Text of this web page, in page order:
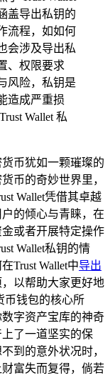
盖导出私钥的
流程，如如何
会涉及导出私
、权限要求
风险，私钥是
造成严重损
Wallet 私
币犹如一颗璀璨的
币的奇妙世界里，
Wallet凭借其卓越
的倾心与青睐，在
或者开展特定操作
Wallet私钥的情
Trust Wallet中导出
以帮助大家更好地
币钱包的核心所
字资产宝库的神奇
了一道坚实的保
到的意外状况时，
富失而复得，倘若